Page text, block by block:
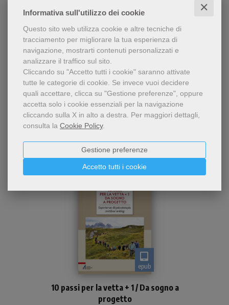
Informativa sull'utilizzo dei cookie ✕
Questo sito web utilizza cookie e altre tecniche di
tracciamento per migliorare la tua esperienza di
navigazione, mostrarti contenuti personalizzati e
analizzare il traffico sul sito.
Cliccando su "Accetto tutti i cookie" saranno attivate
tutte le categorie di cookie. Se invece vuoi decidere
quali accettare, clicca su "Gestione preferenze", oppure
accetta solo i cookie essenziali per la navigazione
cliccando sulla X in alto a destra. Per maggiori dettagli,
consulta la Cookie Policy.
Accetto tutti i cookie
Gestione preferenze
‘ferite’ della propria storia,
alle situazioni della vita
ingiuste e immeritate e
come trionfare su di
La volontà di riscatto: per aspera ad
apex
Silvestro Paluzzi
Antonella Tropea
17,99 €
epub
psicoterapeuti, lasciano le
comode poltrone dello
10 passi per la vetta + 1 / Da sogno a
progetto